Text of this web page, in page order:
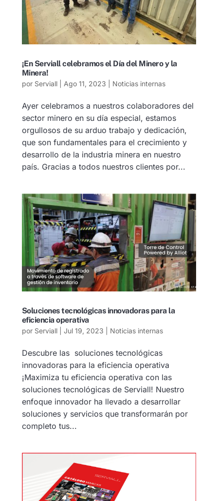
¡En Serviall celebramos el Día del Minero y la
Minera!
por Serviall| Ago 11, 2023 Noticias internas
Ayer celebramos a nuestros colaboradores del
sector minero en su día especial, estamos
orgullosos de su arduo trabajo y dedicación,
que son fundamentales para el crecimiento y
desarrollo de la industria minera en nuestro
país. Gracias a todos nuestros clientes por...
Soluciones tecnológicas innovadoras para la
eficiencia operativa
por Serviall| Jul 19, 2023 Noticias internas
Descubre las soluciones tecnológicas
innovadoras para la eficiencia operativa
¡Maximiza tu eficiencia operativa con las
soluciones tecnológicas de Serviall! Nuestro
enfoque innovador ha llevado a desarrollar
soluciones y servicios que transformarán por
completo tus...